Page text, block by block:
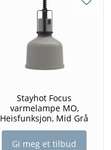
Stayhot Focus
varmelampe MO,
Heisfunksjon, Mid Grå
Gi meg et tilbud